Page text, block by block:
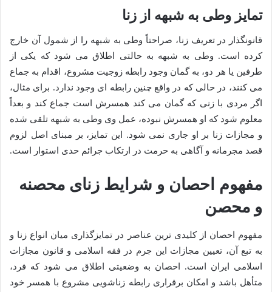
تمایز وطی به شبهه از زنا
قانونگذار در تعریف زنا، صراحتاً وطی به شبهه را از شمول آن خارج
کرده است. وطی به شبهه به حالتی اطلاق می شود که یکی از
طرفین یا هر دو، به گمان وجود رابطه زوجیت مشروع، اقدام به جماع
می کنند، در حالی که در واقع چنین رابطه ای وجود ندارد. برای مثال،
اگر مردی با زنی که گمان می کند همسرش است جماع کند و بعداً
معلوم شود که او همسرش نبوده، عمل وی وطی به شبهه تلقی شده
و مجازات زنا بر او جاری نمی شود. این تمایز، بر مبنای اصل لزوم
قصد مجرمانه و آگاهی به حرمت در ارتکاب جرائم حدی استوار است.
مفهوم احصان و شرایط زنای محصنه
و محصن
مفهوم احصان از کلیدی ترین عناصر در تمایزگذاری میان انواع زنا و
به تبع آن، تعیین مجازات این جرم در فقه اسلامی و قانون مجازات
اسلامی ایران است. احصان به وضعیتی اطلاق می شود که فرد،
متأهل باشد و امکان برقراری رابطه زناشویی مشروع با همسر خود